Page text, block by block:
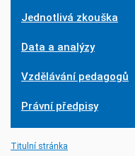
Jednotlivá zkouška
Data a analýzy
Vzdělávání pedagogů
Právní předpisy
Titulní stránka